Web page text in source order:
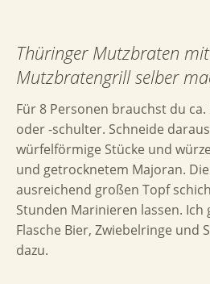
Thüringer Mutzbraten
Mutzbratengrill selber
Für 8 Personen brauchst du ca.
oder -schulter. Schneide
würfelförmige Stücke und
und getrocknetem Majoran.
ausreichend großen Topf
Stunden Marinieren lassen. Ich
Flasche Bier, Zwiebelringe und
dazu.